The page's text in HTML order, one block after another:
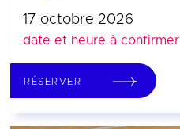
17 octobre 2026
date et heure à confirmer
RÉSERVER